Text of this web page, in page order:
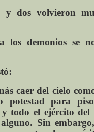
y dos volvieron
los demonios se
caer del cielo
potestad para
y todo el ejército
Sin